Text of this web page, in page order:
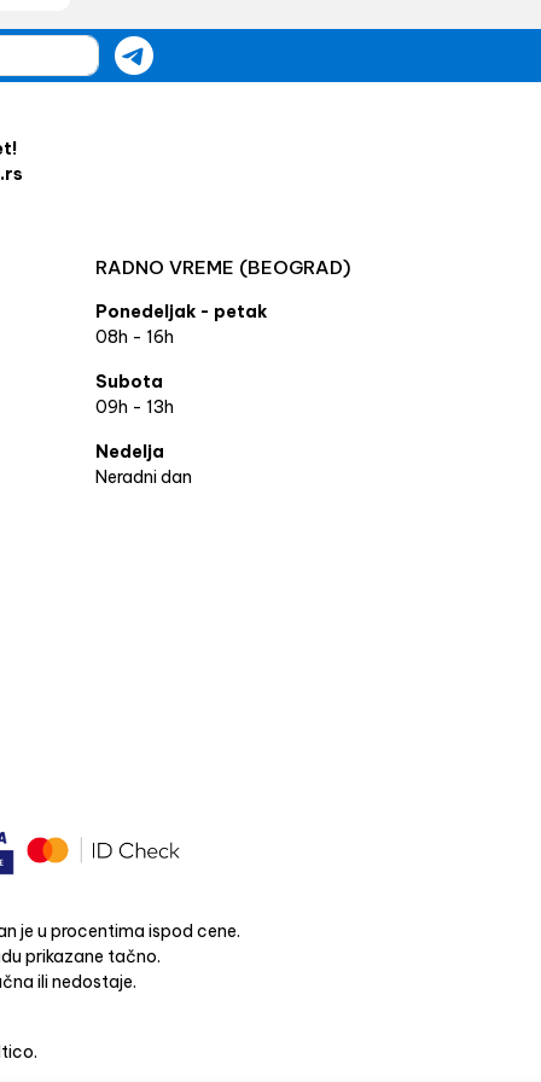
RADNO VREME (BEOGRAD)
Ponedeljak - petak
08h - 16h
Subota
09h - 13h
Nedelja
Neradni dan
je u procentima ispod cene.
prikazane tačno.
ili nedostaje.